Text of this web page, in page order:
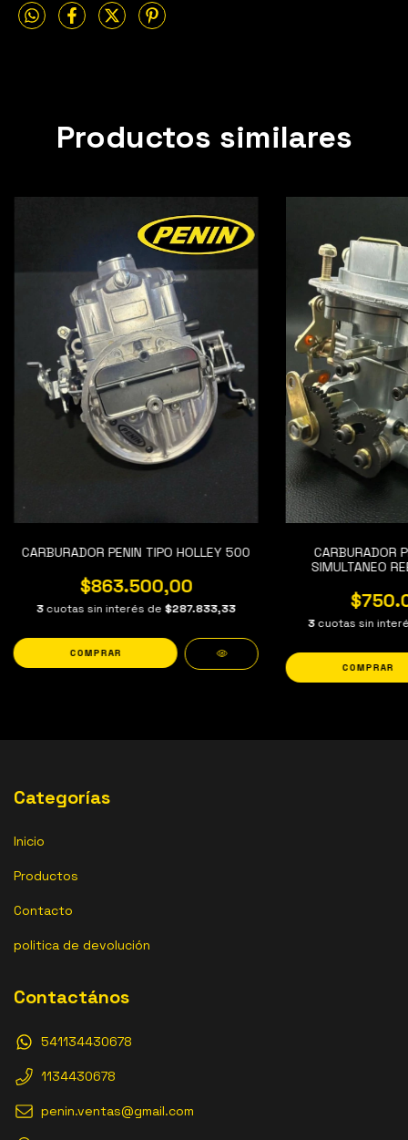
Productos similares
CARBURADOR PENIN TIPO HOLLEY 500
$863.500,00
3cuotas sin interés de $287.833,33
CARBURADOR
SIMULTANEO
3 cuotas sin
Categorías
Inicio
Productos
Contacto
politica de devolución
Contactános
541134430678
1134430678
penin.ventas@gmail.com